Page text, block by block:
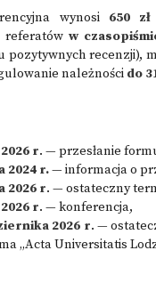
wynosi 650 zł
referatów w
pozytywnych recenzji),
należności do
r. — przesłanie
2024 r.— informacja o
2026 r. — ostateczny
r. — konferencja,
2026 r. —
„Acta Universitatis